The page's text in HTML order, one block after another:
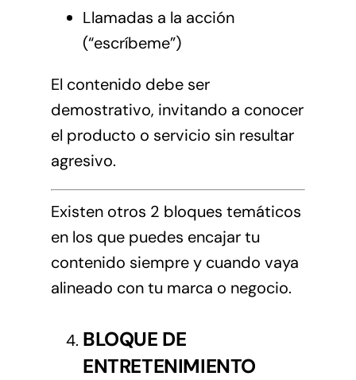
Llamadas a la acción
(“escríbeme”)
El contenido debe ser
demostrativo, invitando a conocer
el producto o servicio sin resultar
agresivo.
Existen otros 2 bloques temáticos
en los que puedes encajar tu
contenido siempre y cuando vaya
alineado con tu marca o negocio.
BLOQUE DE
ENTRETENIMIENTO